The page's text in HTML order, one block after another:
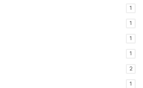
1
1
1
1
2
1